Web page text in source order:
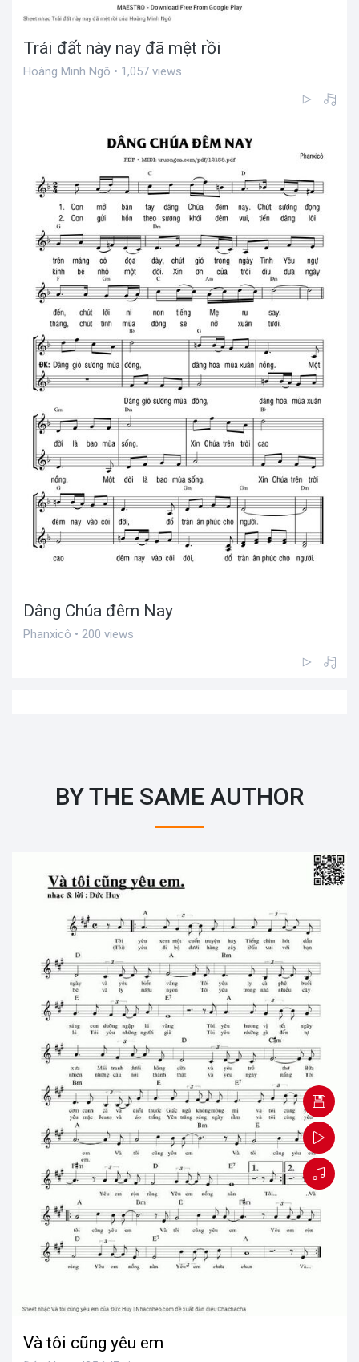
Trái đất này nay đã mệt rồi
Hoàng Minh Ngô • 1,057 views
Dâng Chúa đêm Nay
Phanxicô • 200 views
BY THE SAME AUTHOR
Và tôi cũng yêu em